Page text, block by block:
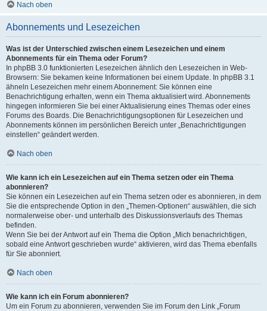
Nach oben
Abonnements und Lesezeichen
Was ist der Unterschied zwischen einem Lesezeichen und einem
Abonnements für ein Thema oder Forum?
In phpBB 3.0 funktionierten Lesezeichen ähnlich den Lesezeichen in Web-
Browsern: Sie bekamen keine Informationen bei einem Update. In phpBB 3.1
ähneln Lesezeichen mehr einem Abonnement: Sie können eine
Benachrichtigung erhalten, wenn ein Thema aktualisiert wird. Abonnements
hingegen informieren Sie bei einer Aktualisierung eines Themas oder eines
Forums des Boards. Die Benachrichtigungsoptionen für Lesezeichen und
Abonnements können im persönlichen Bereich unter „Benachrichtigungen
einstellen“ geändert werden.
Nach oben
Wie kann ich ein Lesezeichen auf ein Thema setzen oder ein Thema
abonnieren?
Sie können ein Lesezeichen auf ein Thema setzen oder es abonnieren, in dem
Sie die entsprechende Option in den „Themen-Optionen“ auswählen, die sich
normalerweise ober- und unterhalb des Diskussionsverlaufs des Themas
befinden.
Wenn Sie bei der Antwort auf ein Thema die Option „Mich benachrichtigen,
sobald eine Antwort geschrieben wurde“ aktivieren, wird das Thema ebenfalls
für Sie abonniert.
Nach oben
Wie kann ich ein Forum abonnieren?
Um ein Forum zu abonnieren, verwenden Sie im Forum den Link „Forum